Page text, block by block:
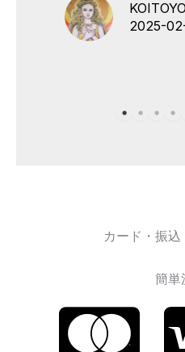
KOITOYO
2025-
カード・振
簡単